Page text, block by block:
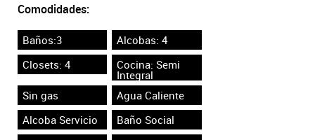
Comodidades:
Baños:3
Alcobas: 4
Closets: 4
Cocina: Semi
Integral
Sin gas
Agua Caliente
Alcoba Servicio
Baño Social